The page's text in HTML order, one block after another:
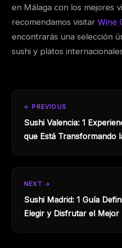
en Málaga con los mejores
recomendamos visitar Wine
encontrarás una selección
sushi y platos
← PREVIOUS
Sushi Valencia: 1
que Está Transformando
NEXT →
Sushi Madrid: 1 Guía
Elegir y Disfrutar el Mejor